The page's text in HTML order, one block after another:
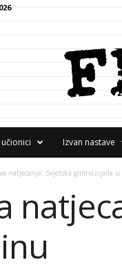
učionici Izvan nastave
natjecanja: Svjetska gimnazijada